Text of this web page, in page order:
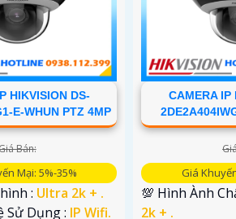
HIKVISION DS-
E-WHUN PTZ 4MP
Bán:
Mại: 5%-35%
: Ultra 2k + .
Dụng : IP Wifi.
CAMERA IP
Giá
💯 Hình Ành
2k + .